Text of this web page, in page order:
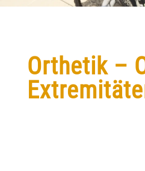
Orthetik –